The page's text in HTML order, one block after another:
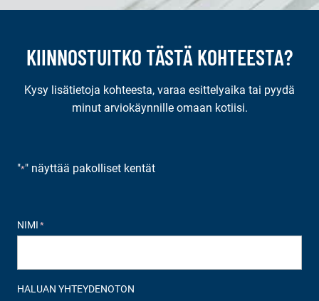
KIINNOSTUITKO TÄSTÄ KOHTEESTA?
Kysy lisätietoja kohteesta, varaa esittelyaika tai pyydä
minut arviokäynnille omaan kotiisi.
"*" näyttää pakolliset kentät
NIMI *
HALUAN YHTEYDENOTON